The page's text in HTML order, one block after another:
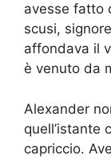
avesse fatto
scusi,
affondava il
è venuto da
Alexander
quell’istante
capriccio.